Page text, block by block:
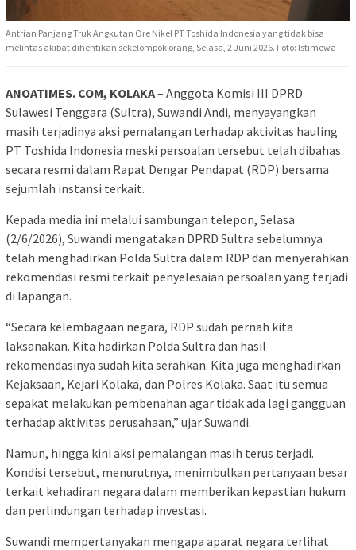
Antrian Panjang Truk Angkutan Ore Nikel PT Toshida Indonesia yang tidak bisa
melintas akibat dihentikan sekelompok orang, Selasa, 2 Juni 2026. Foto: Istimewa
ANOATIMES. COM, KOLAKA– Anggota Komisi III DPRD
Sulawesi Tenggara (Sultra), Suwandi Andi, menyayangkan
masih terjadinya aksi pemalangan terhadap aktivitas hauling
PT Toshida Indonesia meski persoalan tersebut telah dibahas
secara resmi dalam Rapat Dengar Pendapat (RDP) bersama
sejumlah instansi terkait.
Kepada media ini melalui sambungan telepon, Selasa
(2/6/2026), Suwandi mengatakan DPRD Sultra sebelumnya
telah menghadirkan Polda Sultra dalam RDP dan menyerahkan
rekomendasi resmi terkait penyelesaian persoalan yang terjadi
di lapangan.
“Secara kelembagaan negara, RDP sudah pernah kita
laksanakan. Kita hadirkan Polda Sultra dan hasil
rekomendasinya sudah kita serahkan. Kita juga menghadirkan
Kejaksaan, Kejari Kolaka, dan Polres Kolaka. Saat itu semua
sepakat melakukan pembenahan agar tidak ada lagi gangguan
terhadap aktivitas perusahaan,” ujar Suwandi.
Namun, hingga kini aksi pemalangan masih terus terjadi.
Kondisi tersebut, menurutnya, menimbulkan pertanyaan besar
terkait kehadiran negara dalam memberikan kepastian hukum
dan perlindungan terhadap investasi.
Suwandi mempertanyakan mengapa aparat negara terlihat